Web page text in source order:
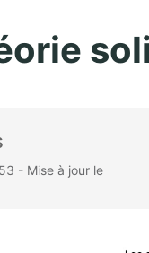
- Mise à jour le